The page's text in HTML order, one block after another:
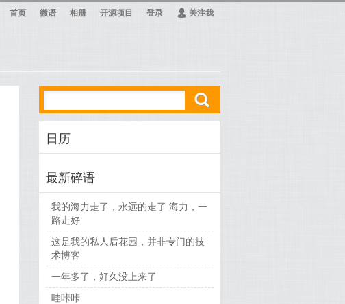
首页 微语 相册 开源项目 登录 Ą 关注我
ő
日历
最新碎语
我的海力走了，永远的走了 海力，一
路走好
这是我的私人后花园，并非专门的技
术博客
一年多了，好久没上来了
哇咔咔